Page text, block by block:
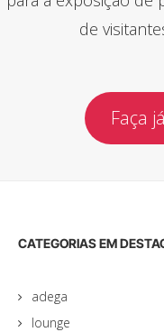
de
Faça
CATEGORIAS EM
adega
lounge